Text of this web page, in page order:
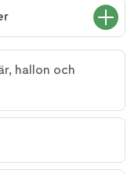
hallon och